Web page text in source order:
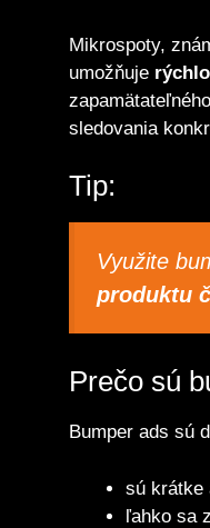
Mikrospoty,
umožňuje
sledovania
Tip:
Využite
produktu
Prečo sú
Bumper ads sú
sú krátke
ľahko sa